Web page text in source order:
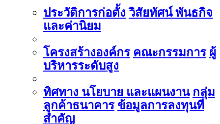
ประวัติการก่อตั้ง วิสัยทัศน์ พันธกิจ
และค่านิยม
โครงสร้างองค์กร คณะกรรมการ ผู้
บริหารระดับสูง
ทิศทาง นโยบาย และแผนงาน กลุ่ม
ลูกค้าธนาคาร ข้อมูลการลงทุนที่
สำคัญ